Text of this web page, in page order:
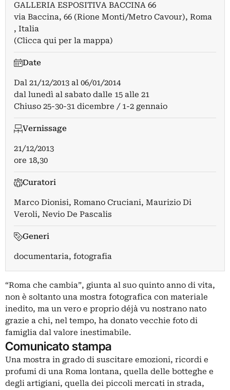
GALLERIA ESPOSITIVA BACCINA 66
via Baccina, 66 (Rione Monti/Metro Cavour), Roma
, Italia
(Clicca qui per la mappa)
Date
Dal 21/12/2013 al 06/01/2014
dal lunedì al sabato dalle 15 alle 21
Chiuso 25-30-31 dicembre / 1-2 gennaio
Vernissage
21/12/2013
ore 18,30
Curatori
Marco Dionisi, Romano Cruciani, Maurizio Di
Veroli, Nevio De Pascalis
Generi
documentaria, fotografia
“Roma che cambia”, giunta al suo quinto anno di vita,
non è soltanto una mostra fotografica con materiale
inedito, ma un vero e proprio déjà vu nostrano nato
grazie a chi, nel tempo, ha donato vecchie foto di
famiglia dal valore inestimabile.
Comunicato stampa
Una mostra in grado di suscitare emozioni, ricordi e
profumi di una Roma lontana, quella delle botteghe e
degli artigiani, quella dei piccoli mercati in strada,